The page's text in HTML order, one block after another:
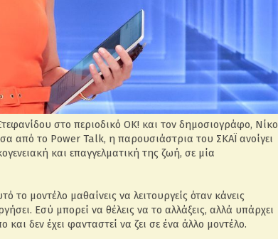
στο περιοδικό ΟΚ! και τον δημοσιογράφο, Νίκο
από το Power Talk, η παρουσιάστρια του ΣΚΑΪ ανοίγει
και επαγγελματική της ζωή, σε μία
το μοντέλο μαθαίνεις να λειτουργείς όταν κάνεις
Εσύ μπορεί να θέλεις να το αλλάξεις, αλλά υπάρχει
δεν έχει φανταστεί να ζει σε ένα άλλο μοντέλο.